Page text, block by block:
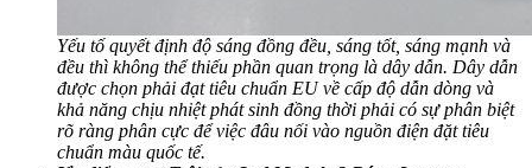
Yếu tố quyết định độ sáng đồng đều, sáng tốt, sáng mạnh và
đều thì không thể thiếu phần quan trọng là dây dẫn. Dây dẫn
được chọn phải đạt tiêu chuẩn EU về cấp độ dẫn dòng và
khả năng chịu nhiệt phát sinh đồng thời phải có sự phân biệt
rõ ràng phân cực để việc đâu nối vào nguồn điện đặt tiêu
chuẩn màu quốc tế.